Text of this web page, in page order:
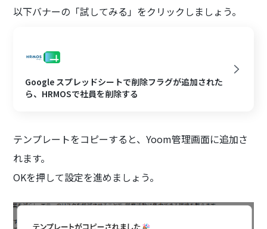
以下バナーの「試してみる」をクリックしましょう。
Google スプレッドシートで削除フラグが追加された
ら、HRMOSで社員を削除する
テンプレートをコピーすると、Yoom管理画面に追加さ
れます。
OKを押して設定を進めましょう。